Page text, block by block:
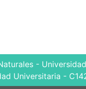
-
Universitaria -